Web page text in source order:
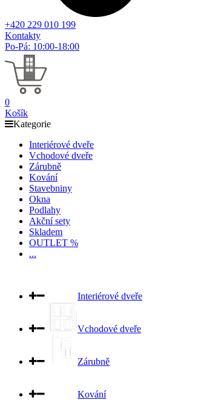
+420 229 010 199
Kontakty
Po-Pá: 10:00-18:00
0
Košík
Kategorie
Interiérové dveře
Vchodové dveře
Zárubně
Kování
Stavebniny
Okna
Podlahy
Akční sety
Skladem
OUTLET %
...
Interiérové dveře
Vchodové dveře
Zárubně
Kování